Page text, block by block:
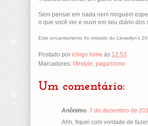
Sem pensar em nada nem ninguém
o que você ver e ouvir em seu diário dos
Este encantamento foi retirado do Llewellyn's
Postado por ichigo hime às 12:53
Marcadores: lifestyle, paganismo
Um comentário:
Anônimo 7 de dezembro de
Ahh, fiquei com vontade de